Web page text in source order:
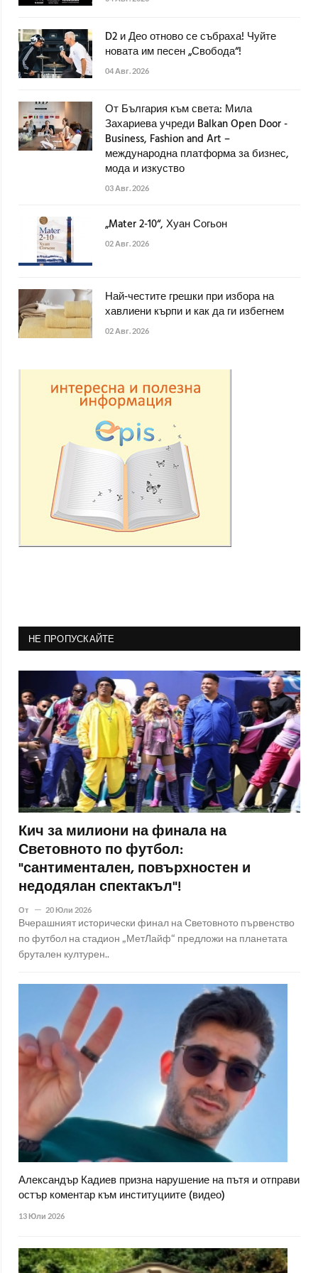
D2 и Део отново се събраха! Чуйте
новата им песен „Свобода“!
04 Авг. 2026
От България към света: Мила
Захариева учреди Balkan Open Door -
Business, Fashion and Art –
международна платформа за бизнес,
мода и изкуство
03 Авг. 2026
„Mater 2-10“, Хуан Согьон
02 Авг. 2026
Най-честите грешки при избора на
хавлиени кърпи и как да ги избегнем
02 Авг. 2026
НЕ ПРОПУСКАЙТЕ
Кич за милиони на финала на
Световното по футбол:
"сантиментален, повърхностен и
недодялан спектакъл"!
От 20 Юли 2026
Вчерашният исторически финал на Световното първенство
по футбол на стадион „МетЛайф“ предложи на планетата
брутален културен..
Александър Кадиев призна нарушение на пътя и отправи
остър коментар към институциите (видео)
13 Юли 2026